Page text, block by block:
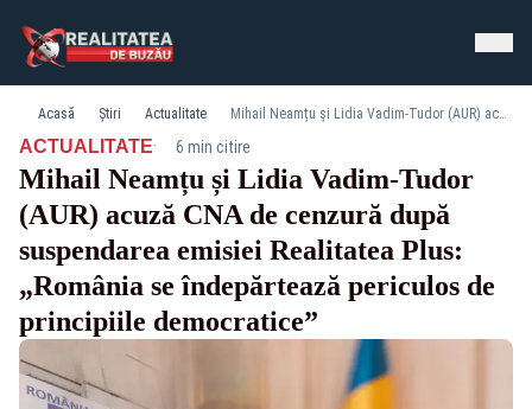
Acasă Știri Actualitate Mihail Neamțu și Lidia Vadim-Tudor (AUR) acuză CNA de cenzură după suspendarea emisiei Realitatea Plus: „România se îndepărtează periculos de principiile democratice”
ACTUALITATE· 6 min citire
Mihail Neamțu și Lidia Vadim-Tudor
(AUR) acuză CNA de cenzură după
suspendarea emisiei Realitatea Plus:
„România se îndepărtează periculos de
principiile democratice”